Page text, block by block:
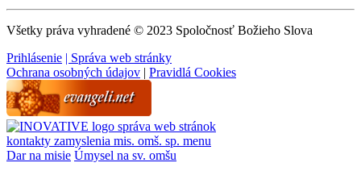
Všetky práva vyhradené © 2023 Spoločnosť Božieho Slova
Prihlásenie | Správa web stránky
Ochrana osobných údajov | Pravidlá Cookies
správa web stránok
kontakty zamyslenia mis. omš. sp. menu
Dar na misie Úmysel na sv. omšu